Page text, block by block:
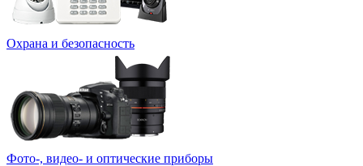
Охрана и безопасность
Фото-, видео- и оптические приборы